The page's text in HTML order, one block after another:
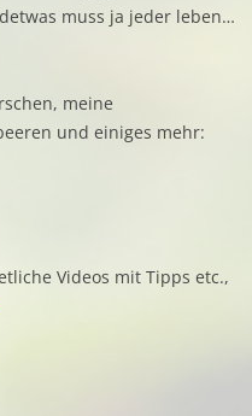
muss ja jeder leben…
meine
und einiges mehr:
Videos mit Tipps etc.,